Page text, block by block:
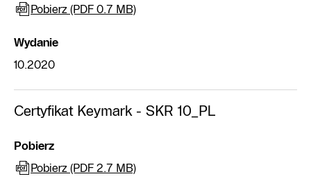
Pobierz (PDF 0.7 MB)
Wydanie
10.2020
Certyfikat Keymark - SKR 10_PL
Pobierz
Pobierz (PDF 2.7 MB)